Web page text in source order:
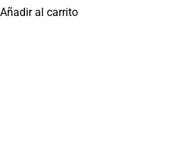
Añadir al carrito